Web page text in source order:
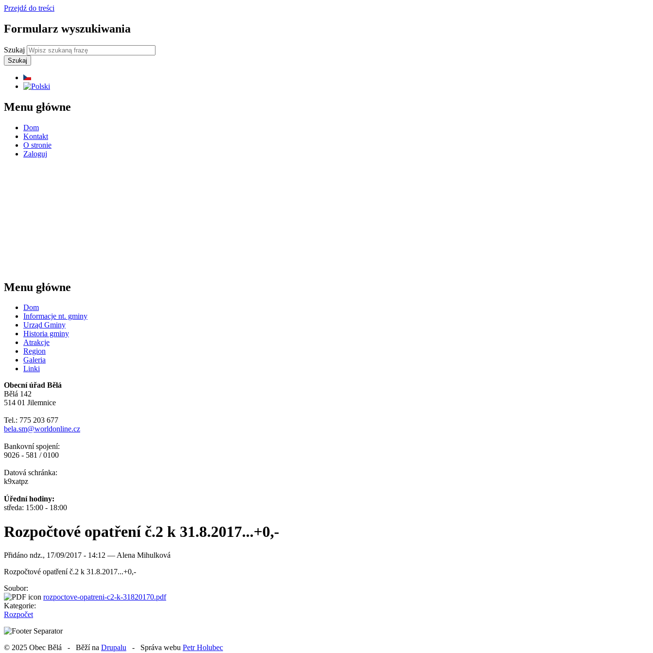
Przejdź do treści
Formularz wyszukiwania
Szukaj
Menu główne
Dom
Kontakt
O stronie
Zaloguj
Menu główne
Dom
Informacje nt. gminy
Urząd Gminy
Historia gminy
Atrakcje
Region
Galeria
Linki
Obecní úřad Bělá
Bělá 142
514 01 Jilemnice
Tel.: 775 203 677
bela.sm@worldonline.cz
Bankovní spojení:
9026 - 581 / 0100
Datová schránka:
k9xatpz
Úřední hodiny:
středa: 15:00 - 18:00
Rozpočtové opatření č.2 k 31.8.2017...+0,-
Přidáno ndz., 17/09/2017 - 14:12 — Alena Mihulková
Rozpočtové opatření č.2 k 31.8.2017...+0,-
Soubor:
rozpoctove-opatreni-c2-k-31820170.pdf
Kategorie:
Rozpočet
© 2025 Obec Bělá - Běží na Drupalu - Správa webu Petr Holubec